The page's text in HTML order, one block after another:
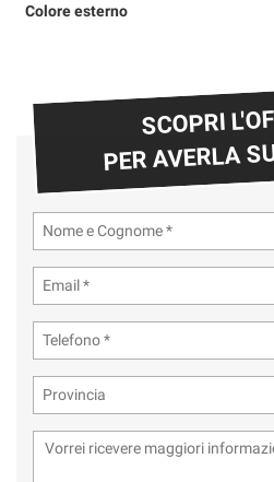
Colore esterno
SCOPRI
PER AVERLA